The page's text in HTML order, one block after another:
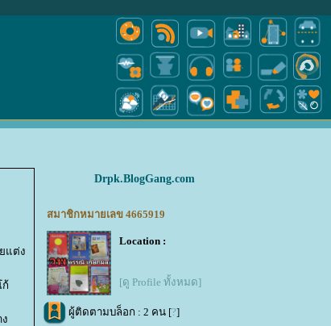
แต่ง
Drpk.BlogGang.com
สมาชิกหมายเลข 4665919
Location :
[ดู Profile ทั้งหมด]
ผู้ติดตามบล็อก : 2 คน [?]